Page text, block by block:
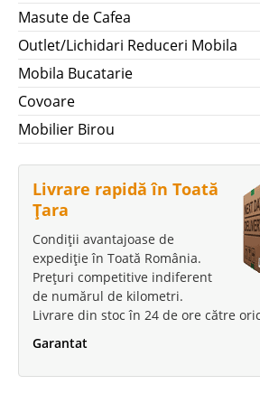
Masute de Cafea
Outlet/Lichidari Reduceri Mobila
Mobila Bucatarie
Covoare
Mobilier Birou
Livrare rapidă în Toată
Țara
Condiții avantajoase de
expediție în Toată România.
Prețuri competitive indiferent
de numărul de kilometri.
Livrare din stoc în 24 de ore către
Garantat